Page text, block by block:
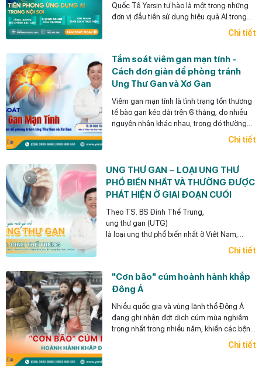
Quốc Tế Yersin tự hào là một trong những
đơn vị đầu tiên sử dụng hiệu quả AI trong
Chi tiết
Tầm soát viêm gan mạn tính -
Cách đơn giản để phòng tránh
Ung Thư Gan và Xơ Gan
Viêm gan mạn tính là tình trạng tổn thương
tế bào gan kéo dài trên 6 tháng, do nhiều
nguyên nhân khác nhau, trong đó thường
gặp nhất là viêm gan siêu vi B mạn tính,
Chi tiết
UNG THƯ GAN – LOẠI UNG THƯ
PHỔ BIẾN NHẤT VÀ THƯỜNG ĐƯỢC
PHÁT HIỆN Ở GIAI ĐOẠN CUỐI
Theo TS. BS Đinh Thế Trung,
ung thư gan (UTG)
là loại ung thư phổ biến nhất ở Việt Nam,
ra UTG cho bệnh nhân),
có thể phát hiện sớm và điều trị hiệu quả
Chi tiết
"Cơn bão" cúm hoành hành khắp
Đông Á
Nhiều quốc gia và vùng lãnh thổ Đông Á
đang ghi nhận đợt dịch cúm mùa nghiêm
trọng nhất trong nhiều năm, khiến các bệnh
Chi tiết